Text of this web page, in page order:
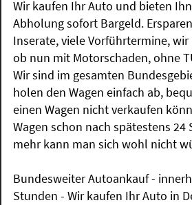
Wir kaufen Ihr Auto und bieten
Abholung sofort Bargeld.
Inserate, viele Vorführtermine, wir
ob nun mit Motorschaden, ohne
Wir sind im gesamten
holen den Wagen einfach ab,
einen Wagen nicht verkaufen
Wagen schon nach spätestens
mehr kann man sich wohl nicht
Bundesweiter Autoankauf -
Stunden - Wir kaufen Ihr Auto in